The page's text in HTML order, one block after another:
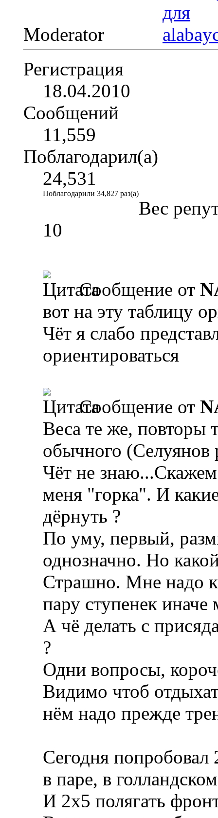
Moderator
Регистрация
18.04.2010
Сообщений
11,559
Поблагодарил(а)
24,531
Поблагодарили 34,827 раз(а)
Вес
10
Сообщение от
вот на эту таблицу
Чёт я слабо
ориентироваться
Сообщение от
Веса те же, повторы
обычного (Селуянов
Чёт не
меня "горка". И
дёрнуть ?
По уму, первый,
однозначно. Но
Страшно. Мне надо
пару ступенек иначе
А чё делать с
?
Одни вопросы,
Видимо чтоб
нём надо прежде
Сегодня попробовал
в паре, в
И 2х5 полягать